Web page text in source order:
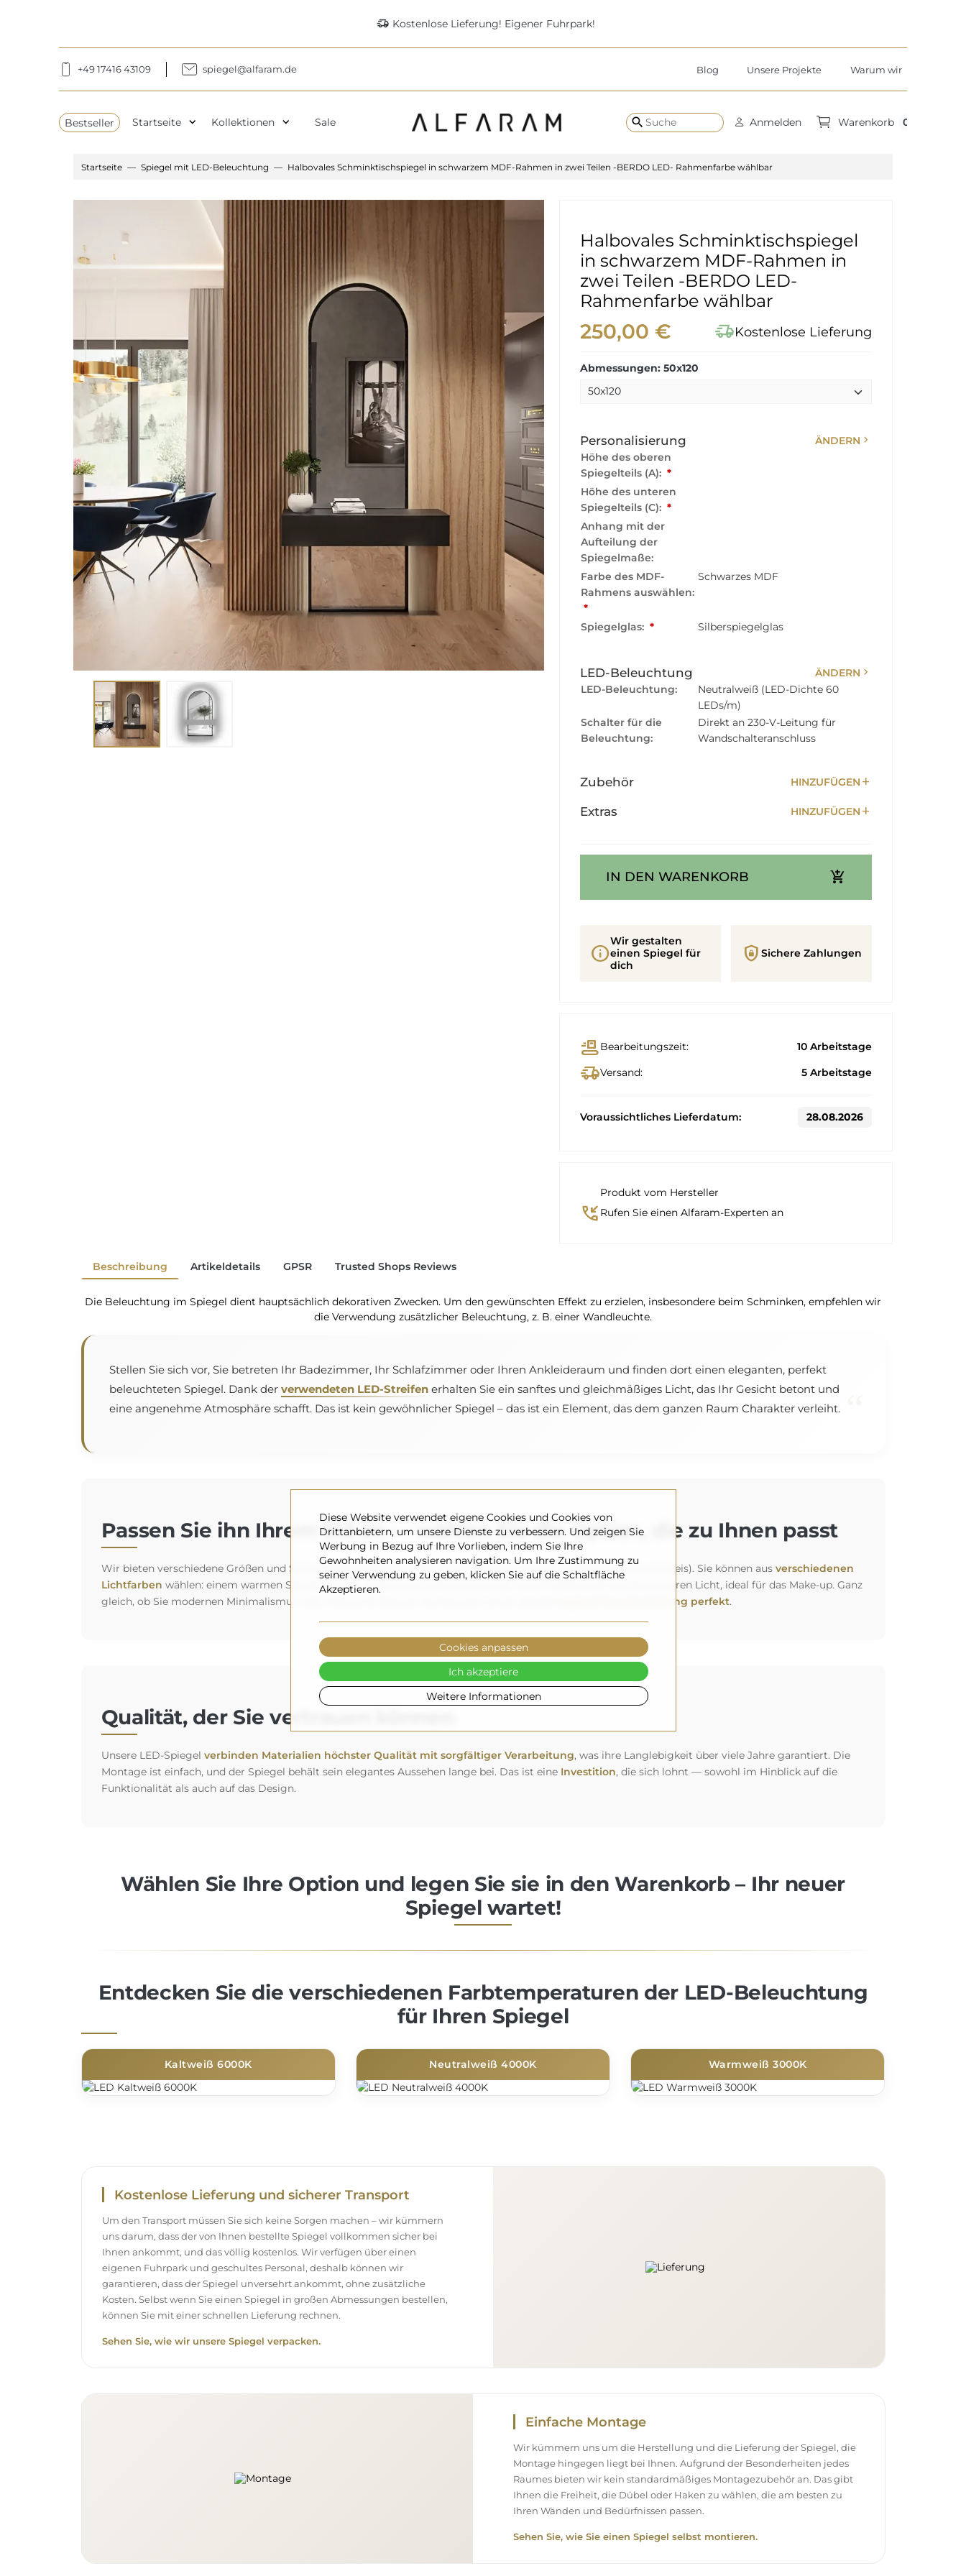
delivery_truck_speed Kostenlose Lieferung! Eigener Fuhrpark!
+49 17416 43109 spiegel@alfaram.de Blog Unsere Projekte Warum wir
Bestseller Startseite expand_more Kollektionen expand_more Sale search Anmelden Warenkorb 0
Startseite Spiegel mit LED-Beleuchtung Halbovales Schminktischspiegel in schwarzem MDF-Rahmen in zwei Teilen -BERDO LED- Rahmenfarbe wählbar
Halbovales Schminktischspiegel
in schwarzem MDF-Rahmen in
zwei Teilen -BERDO LED-
Rahmenfarbe wählbar
250,00 € delivery_truck_speedKostenlose Lieferung
Abmessungen: 50x120
Personalisierung ÄNDERN chevron_right
Höhe des oberen
Spiegelteils (A): *
Höhe des unteren
Spiegelteils (C): *
Anhang mit der
Aufteilung der
Spiegelmaße:
Farbe des MDF-
Rahmens auswählen:
*
Schwarzes MDF
Spiegelglas: * Silberspiegelglas
LED-Beleuchtung ÄNDERN chevron_right
LED-Beleuchtung:
Neutralweiß (LED-Dichte 60
LEDs/m)
Schalter für die
Beleuchtung:
Direkt an 230-V-Leitung für
Wandschalteranschluss
Zubehör HINZUFÜGEN add
Extras HINZUFÜGEN add
IN DEN WARENKORB add_shopping_cart
info
Wir gestalten
einen Spiegel für
dich
shield_lock Sichere Zahlungen
conveyor_beltBearbeitungszeit: 10 Arbeitstage
delivery_truck_speedVersand: 5 Arbeitstage
Voraussichtliches Lieferdatum: 28.08.2026
Produkt vom Hersteller
phone_callback Rufen Sie einen Alfaram-Experten an
Beschreibung Artikeldetails GPSR Trusted Shops Reviews
Die Beleuchtung im Spiegel dient hauptsächlich dekorativen Zwecken. Um den gewünschten Effekt zu erzielen, insbesondere beim Schminken, empfehlen wir
die Verwendung zusätzlicher Beleuchtung, z. B. einer Wandleuchte.
Stellen Sie sich vor, Sie betreten Ihr Badezimmer, Ihr Schlafzimmer oder Ihren Ankleideraum und finden dort einen eleganten, perfekt
beleuchteten Spiegel. Dank der verwendeten LED-Streifenerhalten Sie ein sanftes und gleichmäßiges Licht, das Ihr Gesicht betont und
eine angenehme Atmosphäre schafft. Das ist kein gewöhnlicher Spiegel – das ist ein Element, das dem ganzen Raum Charakter verleiht.
Passen Sie ihn Ihrem Stil an — wählen Sie die Option, die zu Ihnen passt
Wir bieten verschiedene Größen und Spiegeltypen, die sich perfekt in Ihr Zuhause einfügen (optional, gegen Aufpreis). Sie können aus verschiedenen
Lichtfarben wählen: einem warmen Schein für eine gemütliche Atmosphäre oder einem kräftigeren und intensiveren Licht, ideal für das Make-up. Ganz
gleich, ob Sie modernen Minimalismus oder klassische Eleganz bevorzugen, unser Spiegel
ergänzt Ihre Einrichtung perfekt.
Qualität, der Sie vertrauen können
Unsere LED-Spiegel verbinden Materialien höchster Qualität mit sorgfältiger Verarbeitung, was ihre Langlebigkeit über viele Jahre garantiert. Die
Montage ist einfach, und der Spiegel behält sein elegantes Aussehen lange bei. Das ist eine Investition, die sich lohnt — sowohl im Hinblick auf die
Funktionalität als auch auf das Design.
Wählen Sie Ihre Option und legen Sie sie in den Warenkorb – Ihr neuer
Spiegel wartet!
Entdecken Sie die verschiedenen Farbtemperaturen der LED-Beleuchtung
für Ihren Spiegel
Kaltweiß 6000K Neutralweiß 4000K Warmweiß 3000K
Kostenlose Lieferung und sicherer Transport
Um den Transport müssen Sie sich keine Sorgen machen – wir kümmern
uns darum, dass der von Ihnen bestellte Spiegel vollkommen sicher bei
Ihnen ankommt, und das völlig kostenlos. Wir verfügen über einen
eigenen Fuhrpark und geschultes Personal, deshalb können wir
garantieren, dass der Spiegel unversehrt ankommt, ohne zusätzliche
Kosten. Selbst wenn Sie einen Spiegel in großen Abmessungen bestellen,
können Sie mit einer schnellen Lieferung rechnen.
Sehen Sie, wie wir unsere Spiegel verpacken.
Einfache Montage
Wir kümmern uns um die Herstellung und die Lieferung der Spiegel, die
Montage hingegen liegt bei Ihnen. Aufgrund der Besonderheiten jedes
Raumes bieten wir kein standardmäßiges Montagezubehör an. Das gibt
Ihnen die Freiheit, die Dübel oder Haken zu wählen, die am besten zu
Ihren Wänden und Bedürfnissen passen.
Sehen Sie, wie Sie einen Spiegel selbst montieren.
Diese Website verwendet eigene Cookies und Cookies von
Drittanbietern, um unsere Dienste zu verbessern. Und zeigen Sie
Werbung in Bezug auf Ihre Vorlieben, indem Sie Ihre
Gewohnheiten analysieren navigation. Um Ihre Zustimmung zu
seiner Verwendung zu geben, klicken Sie auf die Schaltfläche
Akzeptieren.
Weitere Informationen
Cookies anpassen
Ich akzeptiere